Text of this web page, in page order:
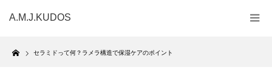
A.M.J.KUDOS
Home
セラミドって何？ラメラ構造で保湿ケアのポイント